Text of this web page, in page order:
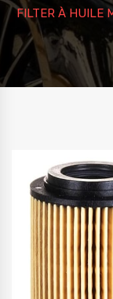
FILTER À HUILE